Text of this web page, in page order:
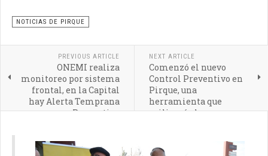
NOTICIAS DE PIRQUE
PREVIOUS ARTICLE
ONEMI realiza
monitoreo por sistema
frontal, en la Capital
hay Alerta Temprana
Preventiva
NEXT ARTICLE
Comenzó el nuevo
Control Preventivo en
Pirque, una
herramienta que
agilizará el